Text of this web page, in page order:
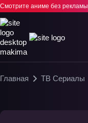
Смотрите аниме без рекламы
Главная ТВ Сериалы